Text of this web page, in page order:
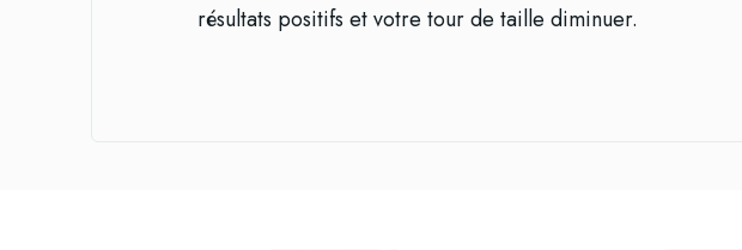
résultats positifs et votre tour de taille diminuer.